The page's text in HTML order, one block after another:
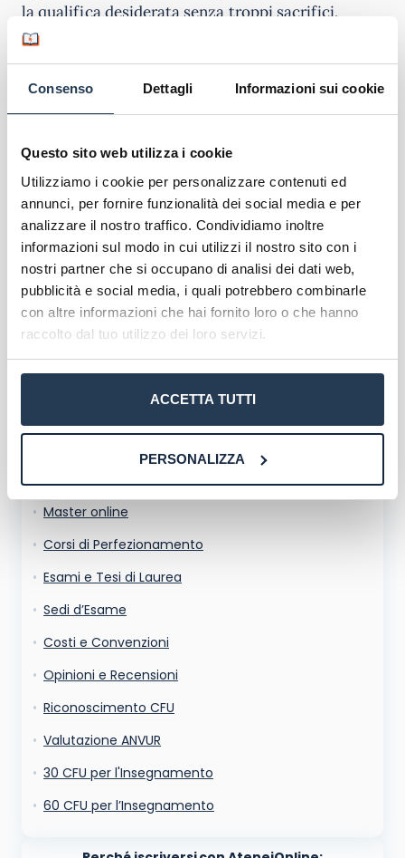
Consenso Dettagli Informazioni sui cookie
Questo sito web utilizza i cookie
Utilizziamo i cookie per personalizzare contenuti ed
annunci, per fornire funzionalità dei social media e per
analizzare il nostro traffico. Condividiamo inoltre
informazioni sul modo in cui utilizzi il nostro sito con i
nostri partner che si occupano di analisi dei dati web,
pubblicità e social media, i quali potrebbero combinarle
con altre informazioni che hai fornito loro o che hanno
raccolto dal tuo utilizzo dei loro servizi.
ACCETTA TUTTI
PERSONALIZZA
la qualifica desiderata senza troppi sacrifici,
bilanciando il loro tempo tra impegni lavorativi e
Scopri l'offerta formativa
Master Pegaso
Corsi formazione Pegaso
cookie salvi i tuoi dati (nome, email) per il prossimo commento.
Ho letto e acconsento l'
Acconsento all'uso dei miei dati da parte di terzi per
finalità di marketing diretto con modalità
automatizzate o tradizionali
conferma e pubblica
A proposito di Unipegaso
Corsi di Laurea
Master online
Corsi di Perfezionamento
Esami e Tesi di Laurea
Sedi d’Esame
Costi e Convenzioni
Opinioni e Recensioni
Riconoscimento CFU
Valutazione ANVUR
30 CFU per l'Insegnamento
60 CFU per l’Insegnamento